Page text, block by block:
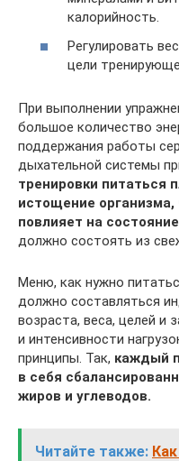
калорийность.
Регулировать
цели
При выполнении
большое количество
поддержания работы
дыхательной системы
тренировки питаться
истощение организма,
повлияет на
должно состоять из
Меню, как нужно
должно составляться
возраста, веса, целей и
и интенсивности
принципы. Так, каждый
в себя
жиров и углеводов.
Читайте также: